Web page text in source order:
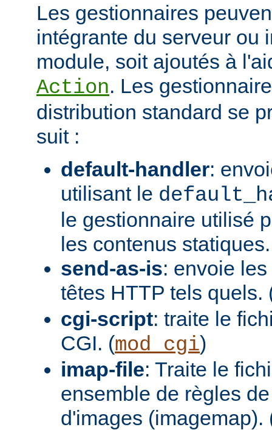
Les gestionnaires
intégrante du serveur ou
module, soit ajoutés à
Action. Les
distribution standard se
suit :
default-handler:
utilisant le
le gestionnaire utilisé
les contenus
send-as-is: envoie
têtes HTTP tels quels.
cgi-script: traite le
CGI. (mod_cgi)
imap-file: Traite le
ensemble de règles
d'images (imagemap).